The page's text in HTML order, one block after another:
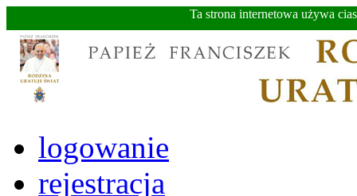
Ta strona internetowa używa
logowanie
rejestracja